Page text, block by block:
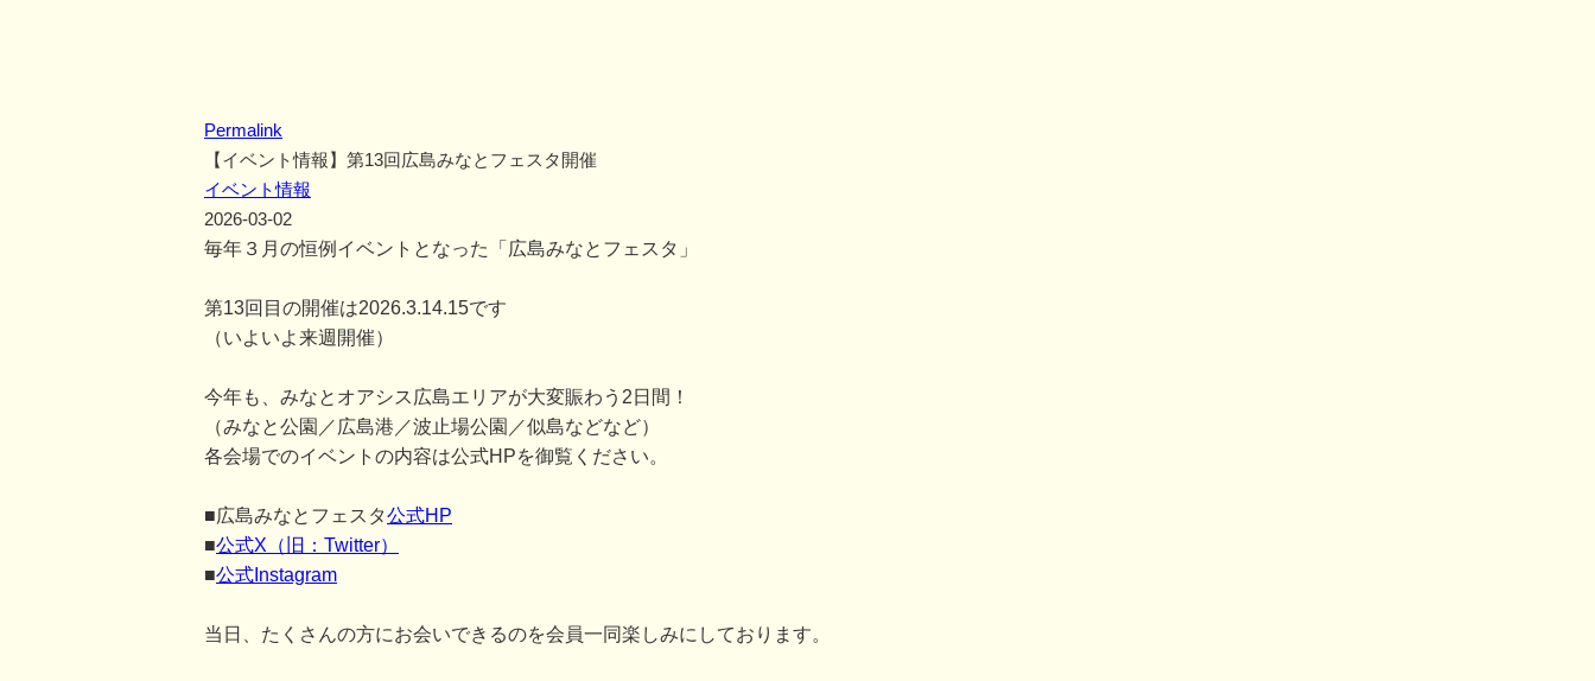
Permalink
【イベント情報】第13回広島みなとフェスタ開催
イベント情報
2026-03-02
毎年３月の恒例イベントとなった「広島みなとフェスタ」
第13回目の開催は2026.3.14.15です
（いよいよ来週開催）
今年も、みなとオアシス広島エリアが大変賑わう2日間！
（みなと公園／広島港／波止場公園／似島などなど）
各会場でのイベントの内容は公式HPを御覧ください。
■広島みなとフェスタ公式HP
■公式X（旧：Twitter）
■公式Instagram
当日、たくさんの方にお会いできるのを会員一同楽しみにしております。